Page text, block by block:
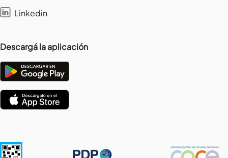
Linkedin
Descargá la aplicación